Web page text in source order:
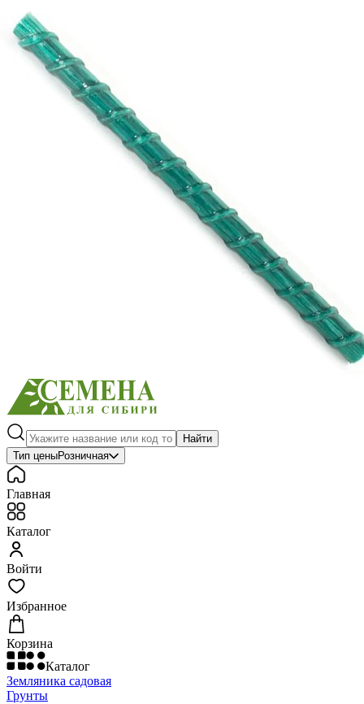
Выберите город
Обратный звонок
Каталог
Газонные травы, сидераты
Горшки, рассадники, аксессуары
Найти
Тип ценыРозничная
Главная
Каталог
Войти
Избранное
Корзина
Каталог
Земляника садовая
Грунты